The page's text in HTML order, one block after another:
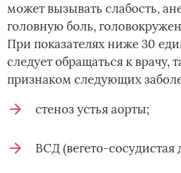
может вызывать слабость,
головную боль,
При показателях ниже 30
следует обращаться к врачу,
признаком следующих
стеноз устья аорты;
ВСД (вегето-сосудистая